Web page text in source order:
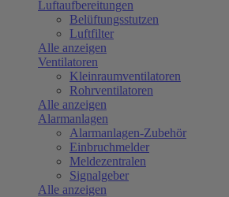
Luftaufbereitungen
Belüftungsstutzen
Luftfilter
Alle anzeigen
Ventilatoren
Kleinraumventilatoren
Rohrventilatoren
Alle anzeigen
Alarmanlagen
Alarmanlagen-Zubehör
Einbruchmelder
Meldezentralen
Signalgeber
Alle anzeigen